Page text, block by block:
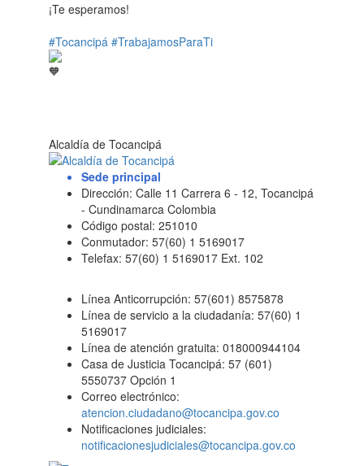
¡Te esperamos!
#Tocancipá #TrabajamosParaTi
Alcaldía de Tocancipá
Sede principal
Dirección: Calle 11 Carrera 6 - 12, Tocancipá
- Cundinamarca Colombia
Código postal: 251010
Conmutador: 57(60) 1 5169017
Telefax: 57(60) 1 5169017 Ext. 102
Línea Anticorrupción: 57(601) 8575878
Línea de servicio a la ciudadanía: 57(60) 1
5169017
Línea de atención gratuita: 018000944104
Casa de Justicia Tocancipá: 57 (601)
5550737 Opción 1
Correo electrónico:
atencion.ciudadano@tocancipa.gov.co
Notificaciones judiciales:
notificacionesjudiciales@tocancipa.gov.co